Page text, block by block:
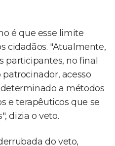
é que esse limite
cidadãos. "Atualmente,
participantes, no final
acesso
a métodos
e terapêuticos que se
dizia o veto.
do veto,